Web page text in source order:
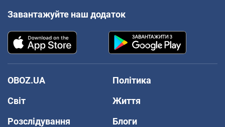
Завантажуйте наш додаток
OBOZ.UA
Політика
Світ
Життя
Розслідування
Блоги